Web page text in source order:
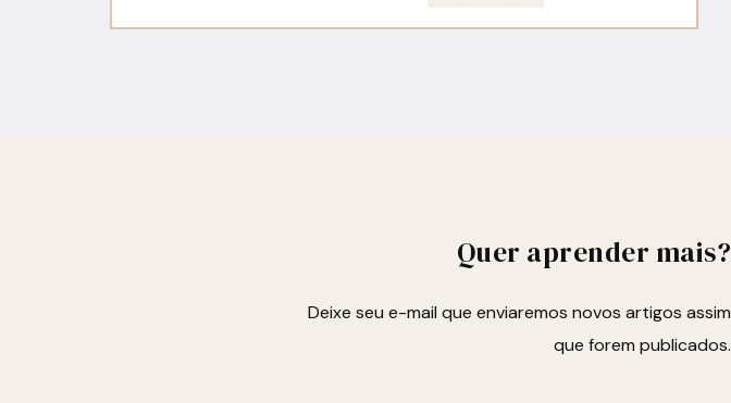
Quer aprender mais?
Deixe seu e-mail que enviaremos novos artigos assim
que forem publicados.